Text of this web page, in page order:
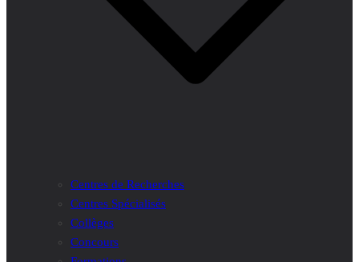
Centres de Recherches
Centres Spécialisés
Collèges
Concours